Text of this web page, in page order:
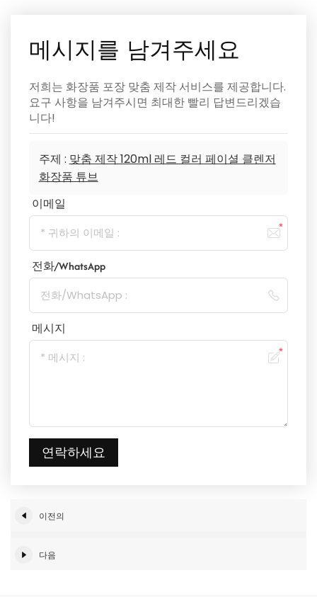
메시지를 남겨주세요
저희는 화장품 포장 맞춤 제작 서비스를 제공합니다.
요구 사항을 남겨주시면 최대한 빨리 답변드리겠습
니다!
주제 : 맞춤 제작 120ml 레드 컬러 페이셜 클렌저
화장품 튜브
이메일
전화/WhatsApp
메시지
연락하세요
이전의
다음